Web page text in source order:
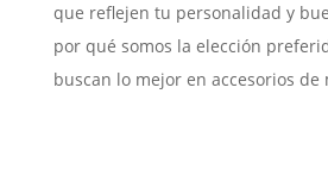
que reflejen tu personalidad y
por qué somos la elección
buscan lo mejor en accesorios de